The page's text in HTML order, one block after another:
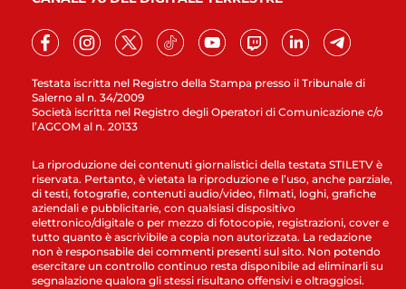
Testata iscritta nel Registro della Stampa presso il Tribunale di
Salerno al n. 34/2009
Società iscritta nel Registro degli Operatori di Comunicazione c/o
l’AGCOM al n. 20133
La riproduzione dei contenuti giornalistici della testata STILETV è
riservata. Pertanto, è vietata la riproduzione e l’uso, anche parziale,
di testi, fotografie, contenuti audio/video, filmati, loghi, grafiche
aziendali e pubblicitarie, con qualsiasi dispositivo
elettronico/digitale o per mezzo di fotocopie, registrazioni, cover e
tutto quanto è ascrivibile a copia non autorizzata. La redazione
non è responsabile dei commenti presenti sul sito. Non potendo
esercitare un controllo continuo resta disponibile ad eliminarli su
segnalazione qualora gli stessi risultano offensivi e oltraggiosi.